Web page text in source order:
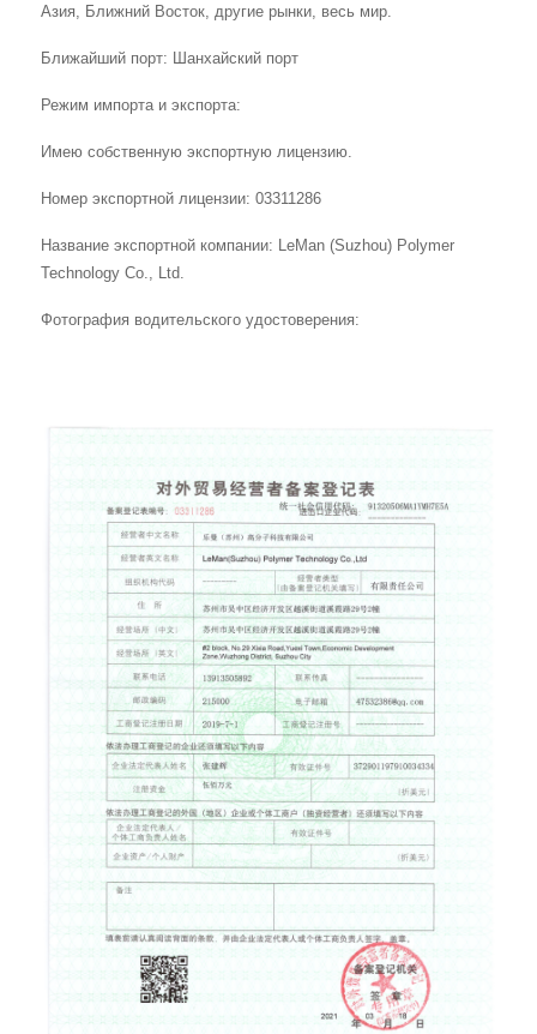
Азия, Ближний Восток, другие рынки, весь мир.
Ближайший порт: Шанхайский порт
Режим импорта и экспорта:
Имею собственную экспортную лицензию.
Номер экспортной лицензии: 03311286
Название экспортной компании: LeMan (Suzhou) Polymer
Technology Co., Ltd.
Фотография водительского удостоверения: